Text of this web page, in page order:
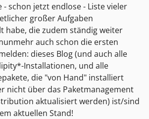
- schon jetzt endlose - Liste vieler
großer Aufgaben
habe, die zudem ständig weiter
auch schon die ersten
dieses Blog (und auch alle
Installationen, und alle
die "von Hand" installiert
nicht über das Paketmanagement
aktualisiert werden) ist/sind
aktuellen Stand!